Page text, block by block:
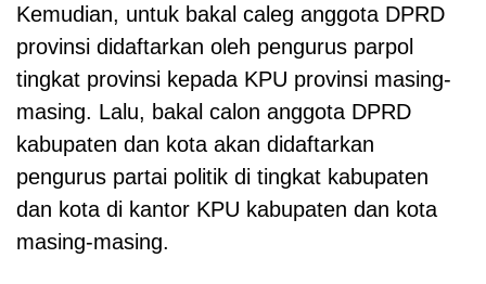
Kemudian, untuk bakal caleg anggota DPRD
provinsi didaftarkan oleh pengurus parpol
tingkat provinsi kepada KPU provinsi masing-
masing. Lalu, bakal calon anggota DPRD
kabupaten dan kota akan didaftarkan
pengurus partai politik di tingkat kabupaten
dan kota di kantor KPU kabupaten dan kota
masing-masing.